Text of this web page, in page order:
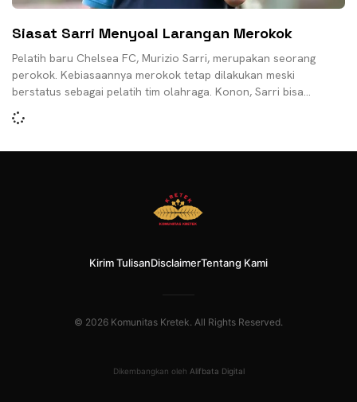
Siasat Sarri Menyoal Larangan Merokok
Pelatih baru Chelsea FC, Murizio Sarri, merupakan seorang
perokok. Kebiasaannya merokok tetap dilakukan meski
berstatus sebagai pelatih tim olahraga. Konon, Sarri bisa
menghabiskan hingga 80
Kirim TulisanDisclaimerTentang Kami
© 2026 Komunitas Kretek. All Rights Reserved.
Dikembangkan oleh Alifbata Digital